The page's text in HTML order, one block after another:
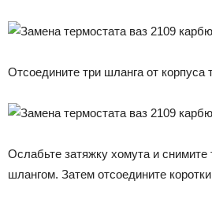
Отсоедините три шланга от корпуса
Ослабьте затяжку хомута и снимите
шлангом. Затем отсоедините